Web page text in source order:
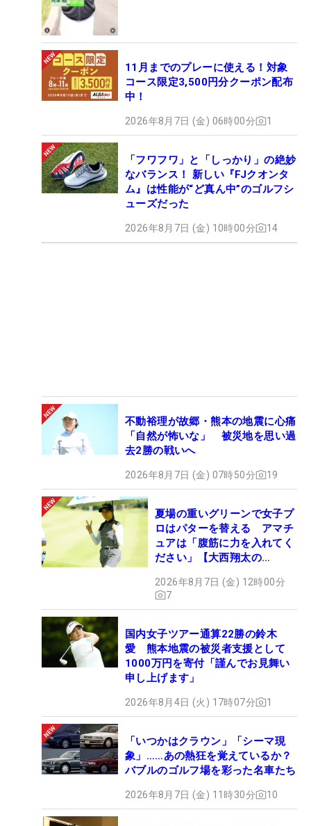
出身。05年のプロテストに一発合格すると、同年か
ら12年連続でシード権をキープし、「日本女子プロ
ゴルフ選手権」などツアー通算7勝を挙げた。現在
はツアーの第一線を退き、東宝調布スポーツパーク
でアマチュアにレッスンを行ったり、YouTuberとし
ても活躍中。
11月までのプレーに使える！対象
コース限定3,500円分クーポン配布
中！
2026年8月7日 (金) 06時00分 1
「フワフワ」と「しっかり」の絶妙
なバランス！ 新しい『FJクオンタ
ム』は性能が“ど真ん中”のゴルフシ
ューズだった
2026年8月7日 (金) 10時00分 14
不動裕理が故郷・熊本の地震に心痛
「自然が怖いな」 被災地を思い過
去2勝の戦いへ
2026年8月7日 (金) 07時50分 19
夏場の重いグリーンで女子プ
ロはパターを替える アマチ
ュアは「腹筋に力を入れてく
ださい」【大西翔太の
2026年8月7日 (金) 12時00分
7
国内女子ツアー通算22勝の鈴木
愛 熊本地震の被災者支援として
1000万円を寄付「謹んでお見舞い
申し上げます」
2026年8月4日 (火) 17時07分 1
「いつかはクラウン」「シーマ現
象」……あの熱狂を覚えているか？
バブルのゴルフ場を彩った名車たち
2026年8月7日 (金) 11時30分 10